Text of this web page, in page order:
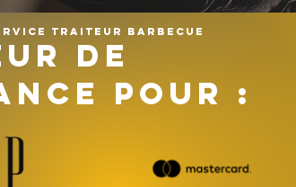
traiteur barbecue
DE
POUR :